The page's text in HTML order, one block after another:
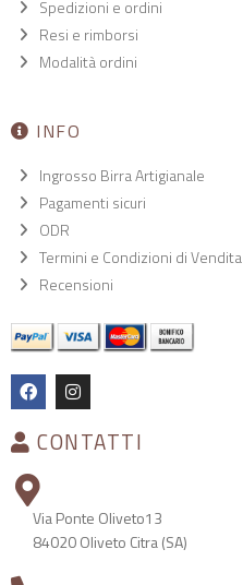
Spedizioni e ordini
Resi e rimborsi
Modalità ordini
INFO
Ingrosso Birra Artigianale
Pagamenti sicuri
ODR
Termini e Condizioni di Vendita
Recensioni
CONTATTI
Via Ponte Oliveto13
84020 Oliveto Citra (SA)